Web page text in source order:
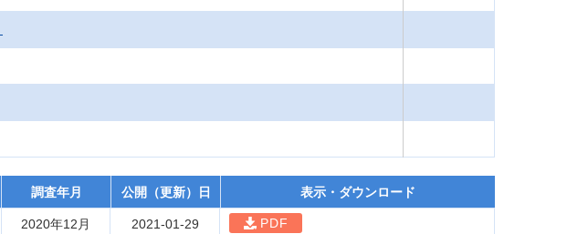
調査年月 公開（更新）日 表示・ダウンロード
2020年12月 2021-01-29 PDF